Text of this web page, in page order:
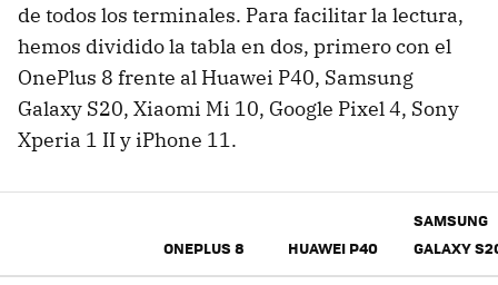
de todos los terminales. Para facilitar la lectura,
hemos dividido la tabla en dos, primero con el
OnePlus 8 frente al Huawei P40, Samsung
Galaxy S20, Xiaomi Mi 10, Google Pixel 4, Sony
Xperia 1 II y iPhone 11.
ONEPLUS 8 HUAWEI P40
SAMSUNG
GALAXY